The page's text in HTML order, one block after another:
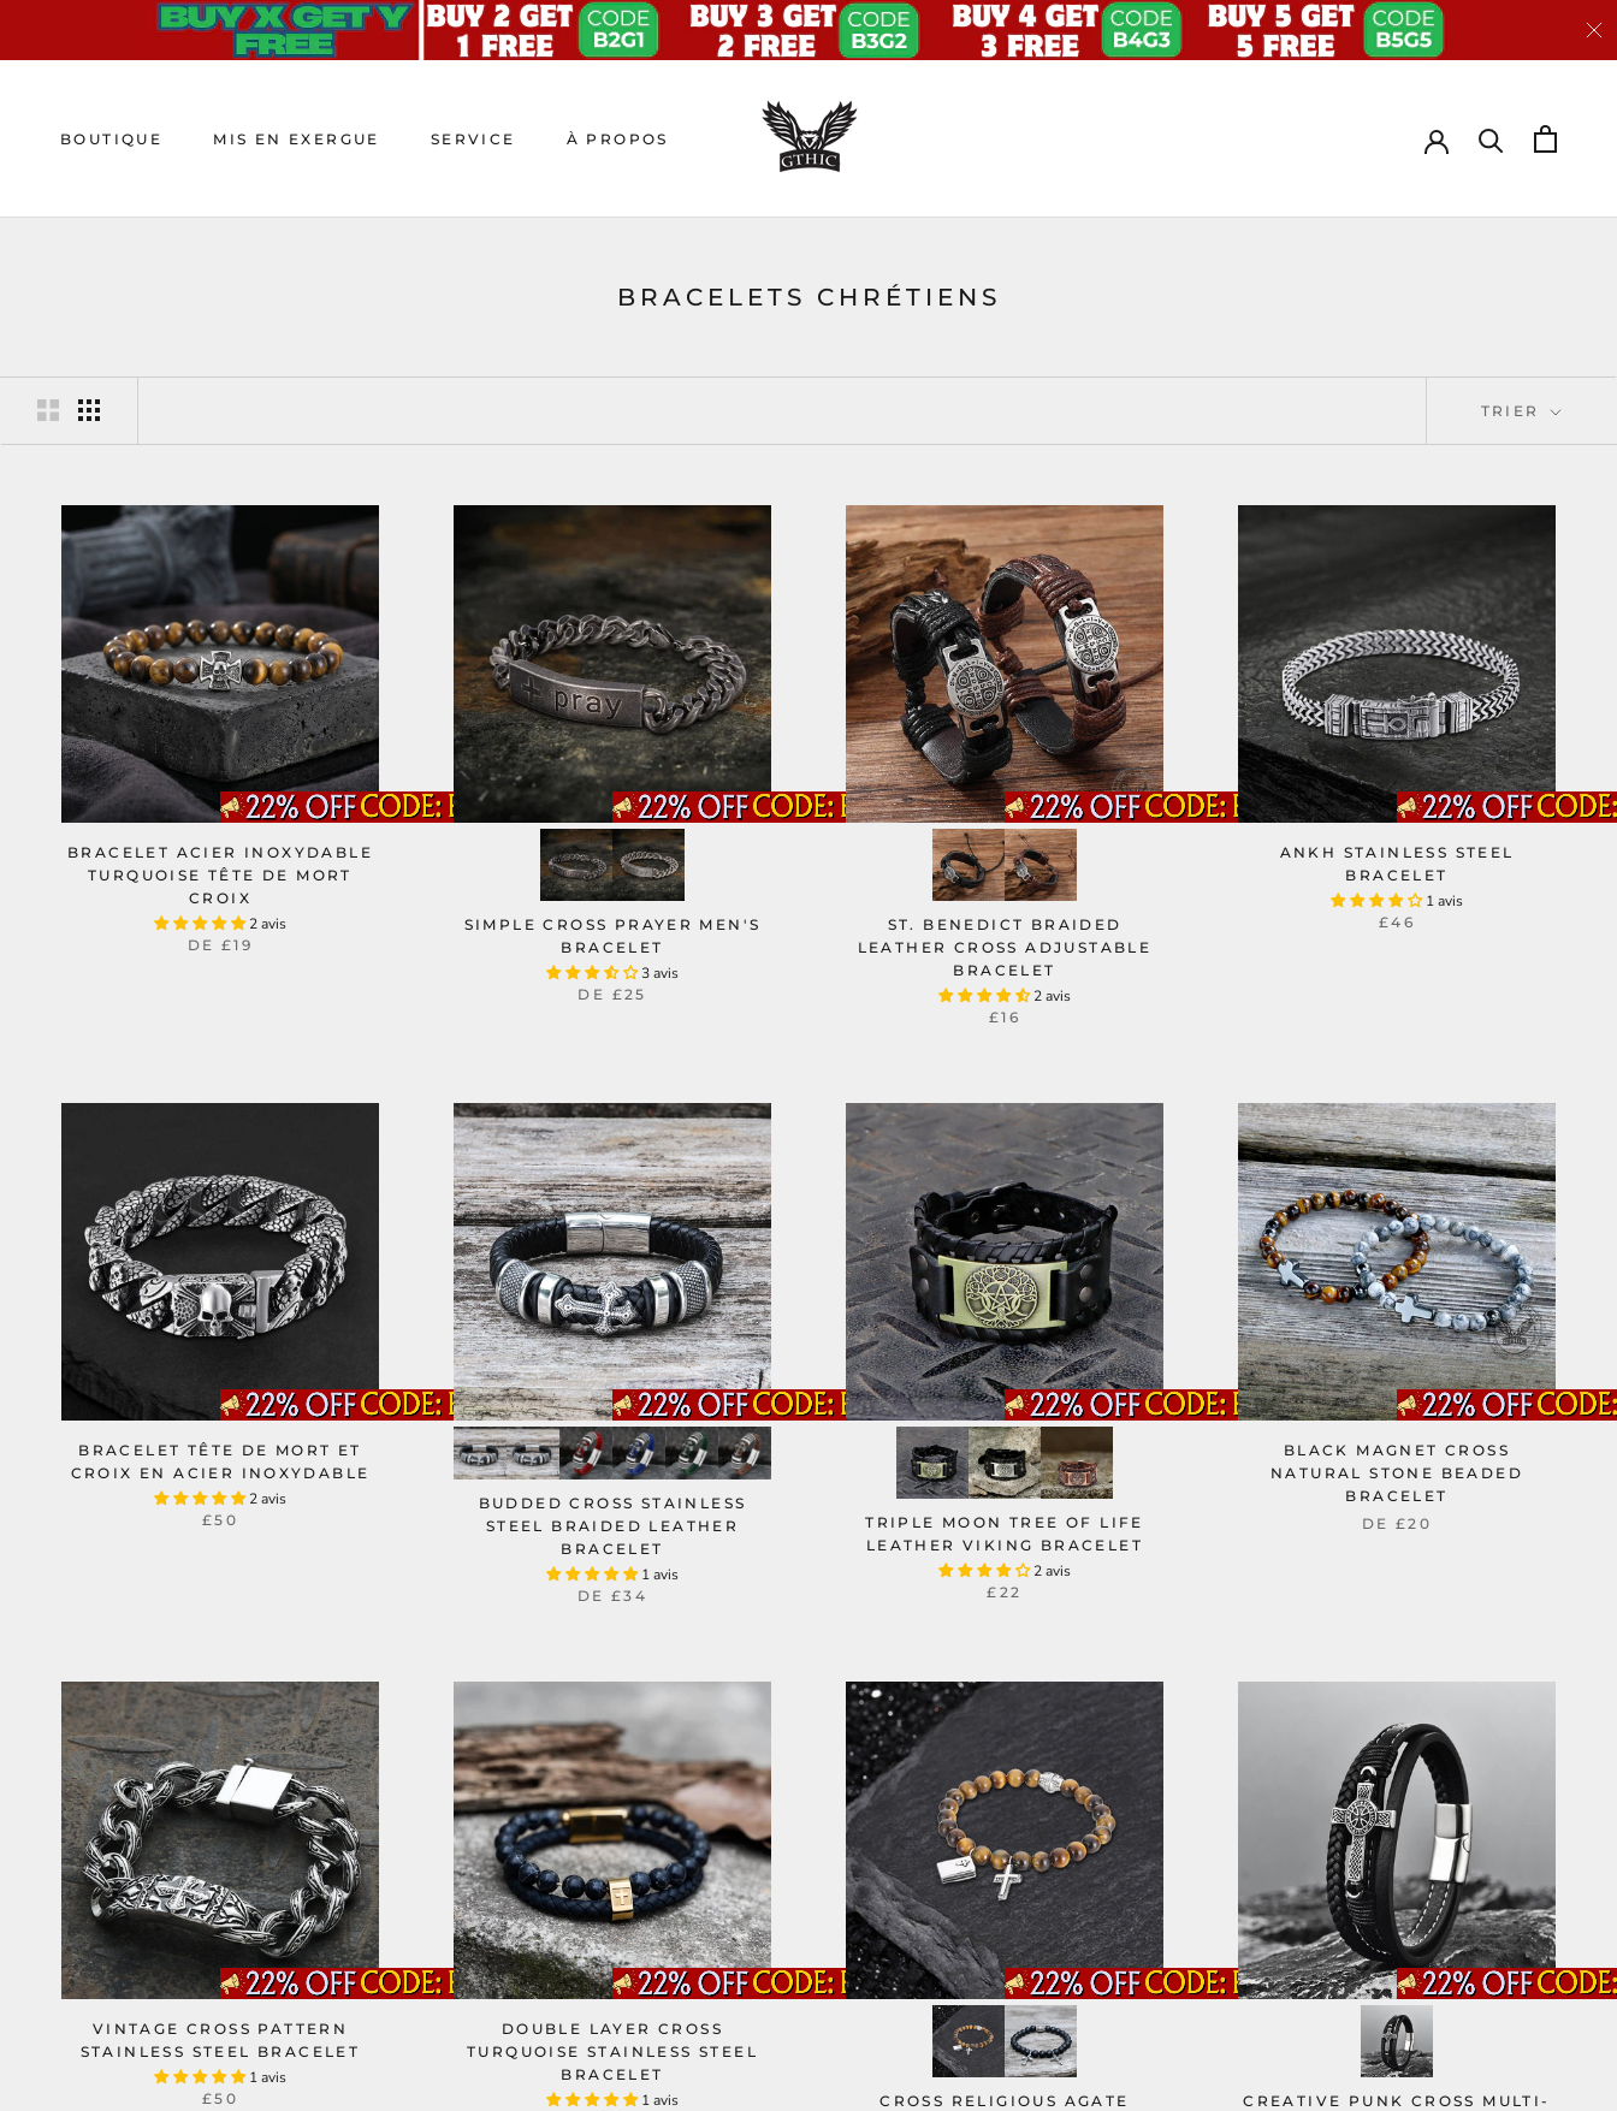
contenu
BOUTIQUE MIS EN EXERGUE SERVICE À PROPOS
BRACELETS CHRÉTIENS
TRIER
BRACELET ACIER INOXYDABLE
TURQUOISE TÊTE DE MORT
CROIX
2 avis
DE £19
SIMPLE CROSS PRAYER MEN'S
BRACELET
3 avis
DE £25
ST. BENEDICT BRAIDED
LEATHER CROSS ADJUSTABLE
BRACELET
2 avis
£16
ANKH STAINLESS STEEL
BRACELET
1 avis
£46
BRACELET TÊTE DE MORT ET
CROIX EN ACIER INOXYDABLE
2 avis
£50
BUDDED CROSS STAINLESS
STEEL BRAIDED LEATHER
BRACELET
1 avis
DE £34
TRIPLE MOON TREE OF LIFE
LEATHER VIKING BRACELET
2 avis
£22
BLACK MAGNET CROSS
NATURAL STONE BEADED
BRACELET
DE £20
VINTAGE CROSS PATTERN
STAINLESS STEEL BRACELET
1 avis
£50
DOUBLE LAYER CROSS
TURQUOISE STAINLESS STEEL
BRACELET
1 avis
CROSS RELIGIOUS AGATE
CREATIVE PUNK CROSS MULTI-